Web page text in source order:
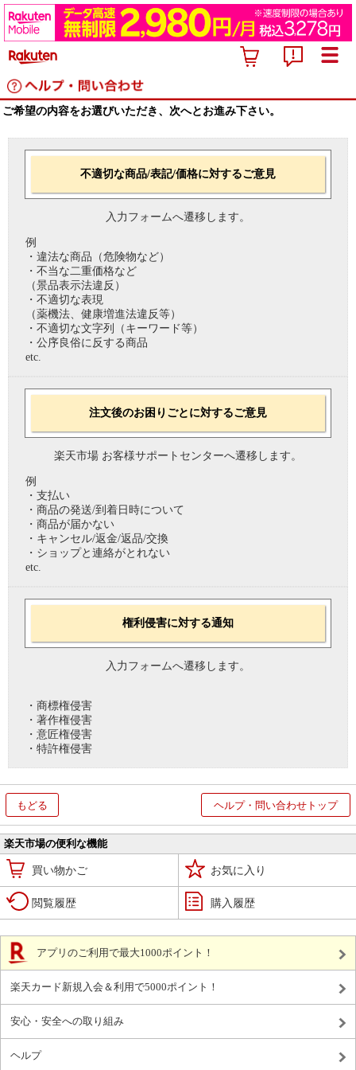
ご希望の内容をお選びいただき、次へとお進み下さい。
不適切な商品/表記/価格に対するご意見
入力フォームへ遷移します。
例
・違法な商品（危険物など）
・不当な二重価格など
（景品表示法違反）
・不適切な表現
（薬機法、健康増進法違反等）
・不適切な文字列（キーワード等）
・公序良俗に反する商品
etc.
注文後のお困りごとに対するご意見
楽天市場 お客様サポートセンターへ遷移します。
例
・支払い
・商品の発送/到着日時について
・商品が届かない
・キャンセル/返金/返品/交換
・ショップと連絡がとれない
etc.
権利侵害に対する通知
入力フォームへ遷移します。
・商標権侵害
・著作権侵害
・意匠権侵害
・特許権侵害
もどる ヘルプ・問い合わせトップ
楽天市場の便利な機能
買い物かご お気に入り
閲覧履歴 購入履歴
アプリのご利用で最大1000ポイント！
楽天カード新規入会＆利用で5000ポイント！
安心・安全への取り組み
ヘルプ